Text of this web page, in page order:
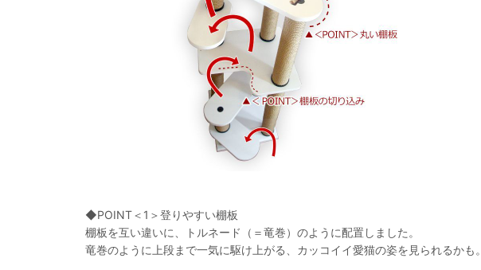
◆POINT＜1＞登りやすい棚板
棚板を互い違いに、トルネード（＝竜巻）のように配置しました。
竜巻のように上段まで一気に駆け上がる、カッコイイ愛猫の姿を見られるかも。